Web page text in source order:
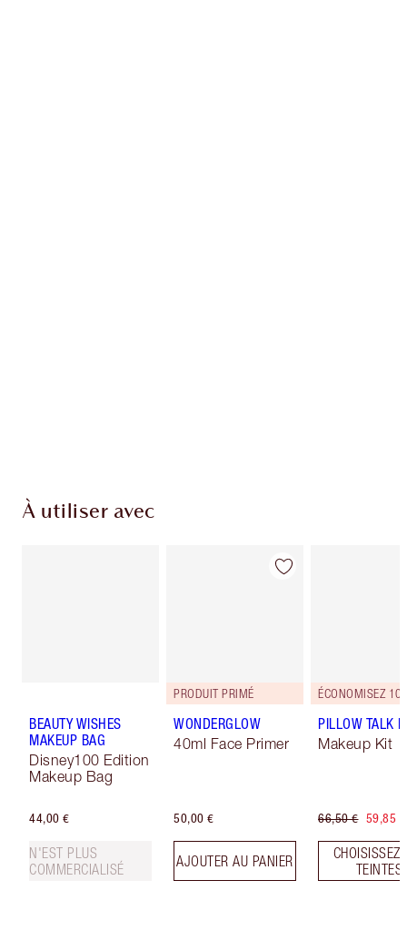
À utiliser avec
BEAUTY WISHES
MAKEUP BAG
Disney100 Edition
Makeup Bag
44,00 €
N'EST PLUS
COMMERCIALISÉ
PRODUIT PRIMÉ
WONDERGLOW
40ml Face Primer
50,00 €
AJOUTER AU PANIER
ÉCONOMISEZ 10
PILLOW TALK
Makeup Kit
66,50 € 59,85 €
CHOISISSEZ
TEINTES